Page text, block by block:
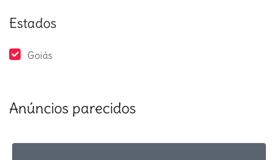
Estados
Goiás
Anúncios parecidos